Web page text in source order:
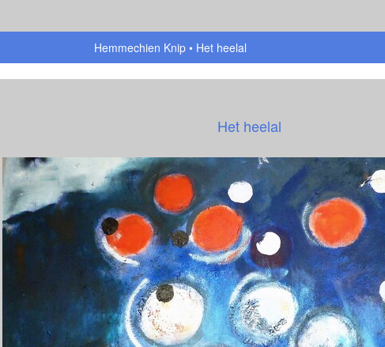
Hemmechien Knip Het heelal
Het heelal